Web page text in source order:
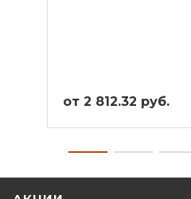
от 2 812.32 руб.